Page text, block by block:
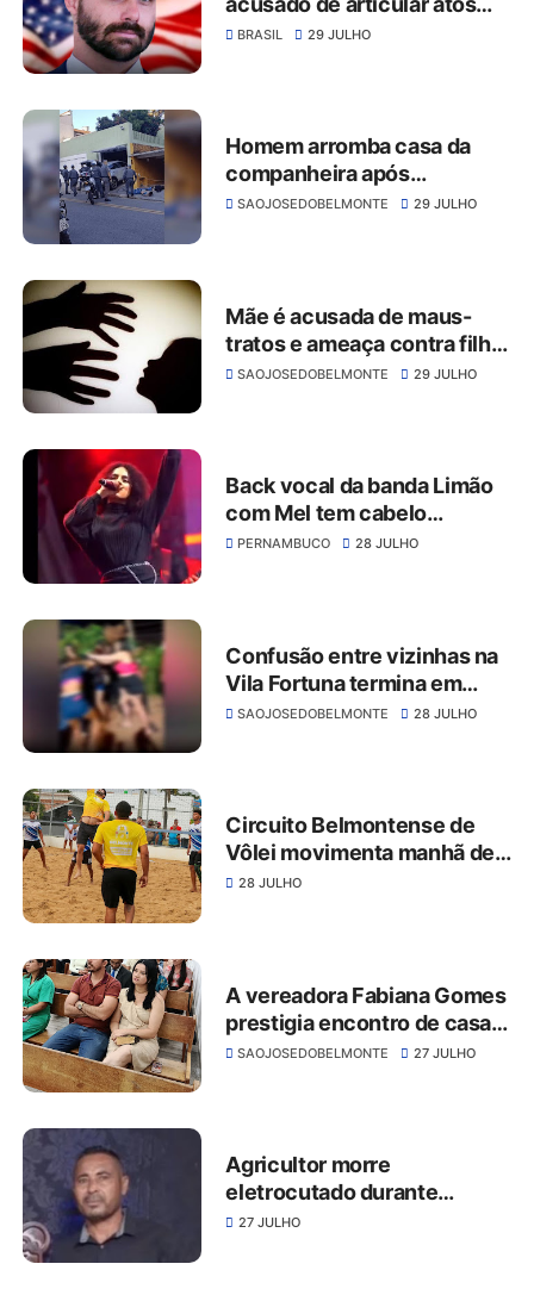
contra a soberania nacional
BRASIL 29 JULHO
Homem arromba casa da
companheira após
discussão e é detido em São
SAOJOSEDOBELMONTE 29 JULHO
Mãe é acusada de maus-
tratos e ameaça contra filha
adolescente em São José
SAOJOSEDOBELMONTE 29 JULHO
Back vocal da banda Limão
com Mel tem cabelo
queimado por efeito de
PERNAMBUCO 28 JULHO
Confusão entre vizinhas na
Vila Fortuna termina em
desacato e quatro mulheres
SAOJOSEDOBELMONTE 28 JULHO
Circuito Belmontense de
Vôlei movimenta manhã de
domingo no Parque Urbano
28 JULHO
A vereadora Fabiana Gomes
prestigia encontro de casais
na igreja evangélica
SAOJOSEDOBELMONTE 27 JULHO
Agricultor morre
eletrocutado durante
instalação de bomba d’água
27 JULHO